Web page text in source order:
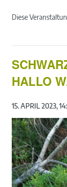
Diese
HALLO
15. APRIL 2023,